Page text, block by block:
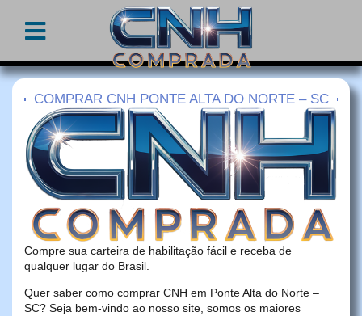
COMPRAR CNH PONTE ALTA DO NORTE – SC
Compre sua carteira de habilitação fácil e receba de
qualquer lugar do Brasil.
Quer saber como comprar CNH em Ponte Alta do Norte –
SC? Seja bem-vindo ao nosso site, somos os maiores